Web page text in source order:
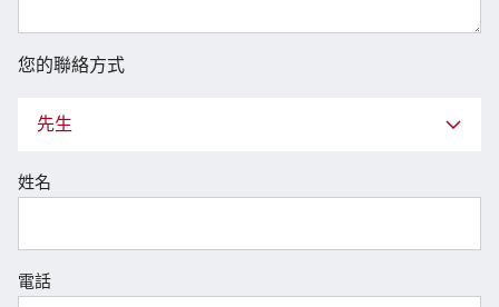
您的聯絡方式
先生
姓名
電話